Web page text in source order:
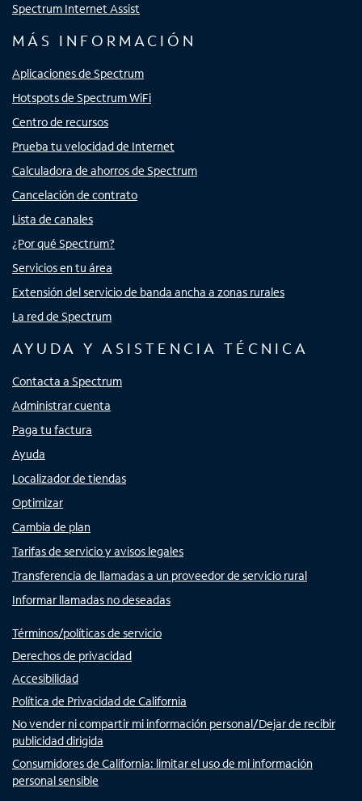
Spectrum Internet Assist
MÁS INFORMACIÓN
Aplicaciones de Spectrum
Hotspots de Spectrum WiFi
Centro de recursos
Prueba tu velocidad de Internet
Calculadora de ahorros de Spectrum
Cancelación de contrato
Lista de canales
¿Por qué Spectrum?
Servicios en tu área
Extensión del servicio de banda ancha a zonas rurales
La red de Spectrum
AYUDA Y ASISTENCIA TÉCNICA
Contacta a Spectrum
Administrar cuenta
Paga tu factura
Ayuda
Localizador de tiendas
Optimizar
Cambia de plan
Tarifas de servicio y avisos legales
Transferencia de llamadas a un proveedor de servicio rural
Informar llamadas no deseadas
Términos/políticas de servicio
Derechos de privacidad
Accesibilidad
Política de Privacidad de California
No vender ni compartir mi información personal/Dejar de recibir
publicidad dirigida
Consumidores de California: limitar el uso de mi información
personal sensible